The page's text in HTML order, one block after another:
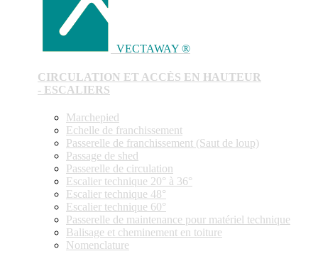
VECTAWAY ®
CIRCULATION ET ACCÈS EN HAUTEUR
- ESCALIERS
Marchepied
Echelle de franchissement
Passerelle de franchissement (Saut de loup)
Passage de shed
Passerelle de circulation
Escalier technique 20° à 36°
Escalier technique 48°
Escalier technique 60°
Passerelle de maintenance pour matériel technique
Balisage et cheminement en toiture
Nomenclature